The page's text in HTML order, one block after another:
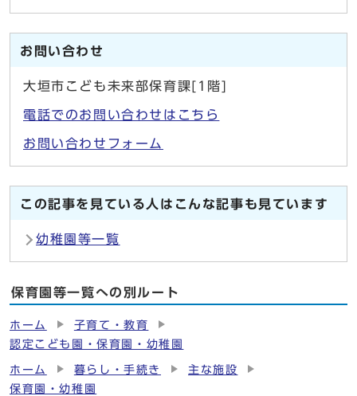
お問い合わせ
大垣市こども未来部保育課[1階]
電話でのお問い合わせはこちら
お問い合わせフォーム
この記事を見ている人はこんな記事も見ています
幼稚園等一覧
保育園等一覧への別ルート
ホーム
子育て・教育
認定こども園・保育園・幼稚園
ホーム 暮らし・手続き
主な施設
保育園・幼稚園